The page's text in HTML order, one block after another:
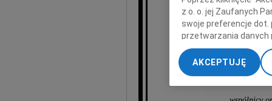
z o. o. jej Zaufanych
swoje preferencje dot.
przetwarzania danych
„Ustawienia
My, nasi Zaufani
dokładnych danych
Przechowywanie
AKCEPTUJĘ